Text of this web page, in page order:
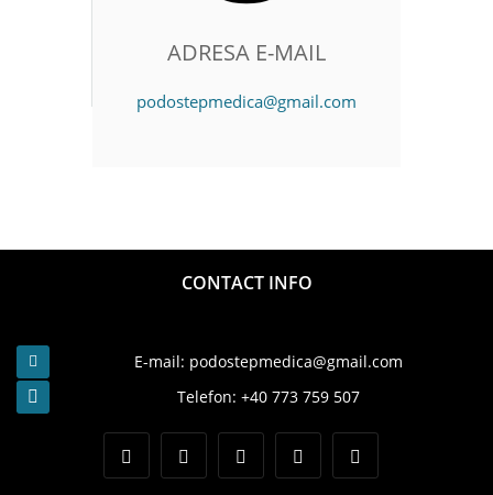
ADRESA E-MAIL
podostepmedica@gmail.com
CONTACT INFO
E-mail: podostepmedica@gmail.com
Telefon: +40 773 759 507